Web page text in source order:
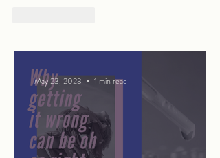
May 23, 2023 1 min read